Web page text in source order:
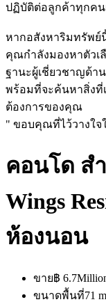
ปฏิบัติต่อลูกค้าทุกคน
หากอสังหาริมทรัพย์
คุณกำลังมองหาตัวเ
ฐานะผู้เชี่ยวชาญด้า
พร้อมที่จะค้นหาสิ่งที่
ต้องการของคุณ
" ขอบคุณที่ไว้วางใจ
คอนโด ส
Wings
ห้องนอน
ขาย฿
ขนาดพื้นที่71